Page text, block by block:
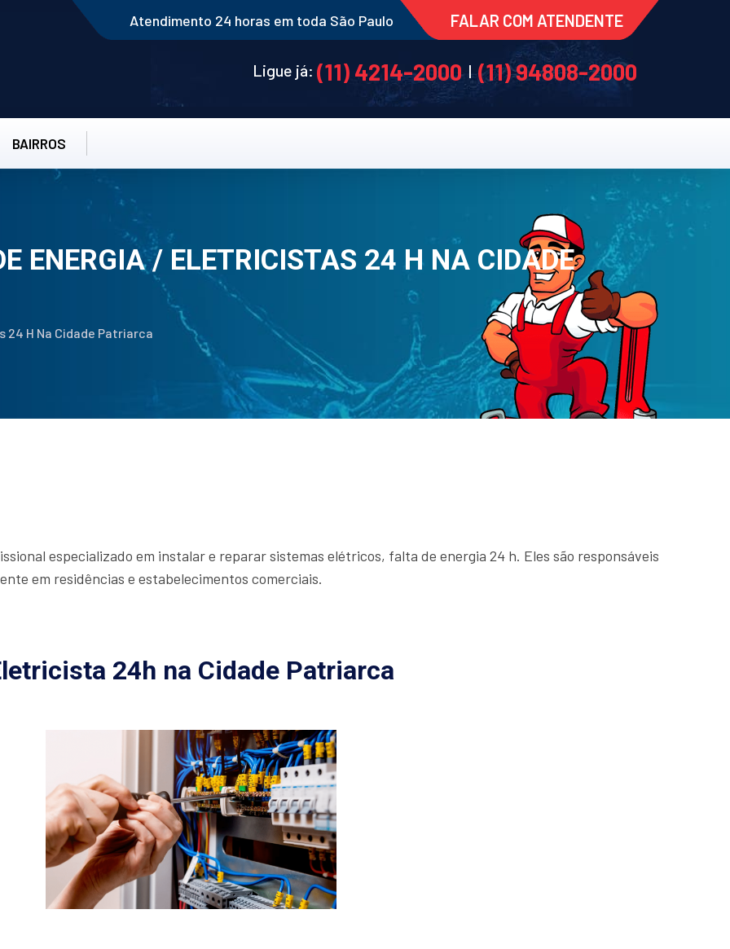
Atendimento 24 horas em toda São Paulo FALAR COM ATENDENTE
Ligue já: (11) 4214-2000|(11) 94808-2000
BAIRROS
ENERGIA / ELETRICISTAS 24 H NA CIDADE
H Na Cidade Patriarca
especializado em instalar e reparar sistemas elétricos, falta de energia 24 h. Eles são responsáveis
em residências e estabelecimentos comerciais.
24h na Cidade Patriarca